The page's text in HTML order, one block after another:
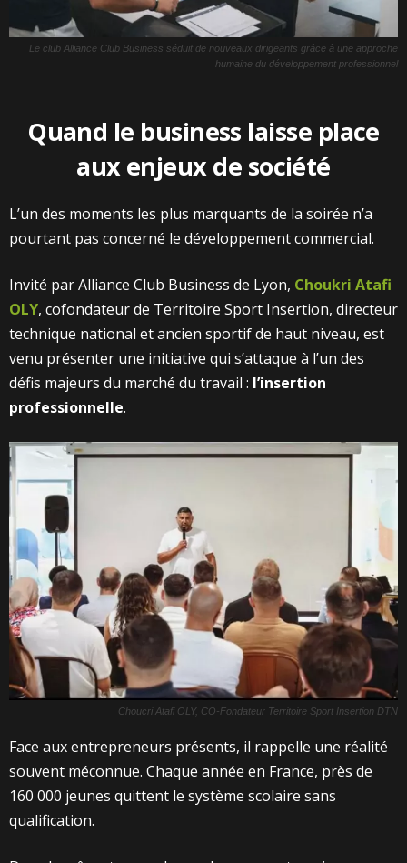
Le club Alliance Club Business séduit de nouveaux dirigeants grâce à une approche
humaine du développement professionnel
Quand le business laisse place
aux enjeux de société
L’un des moments les plus marquants de la soirée n’a
pourtant pas concerné le développement commercial.
Invité par Alliance Club Business de Lyon, Choukri Atafi
OLY, cofondateur de Territoire Sport Insertion, directeur
technique national et ancien sportif de haut niveau, est
venu présenter une initiative qui s’attaque à l’un des
défis majeurs du marché du travail : l’insertion
professionnelle.
Choucri Atafi OLY, CO-Fondateur Territoire Sport Insertion DTN
Face aux entrepreneurs présents, il rappelle une réalité
souvent méconnue. Chaque année en France, près de
160 000 jeunes quittent le système scolaire sans
qualification.